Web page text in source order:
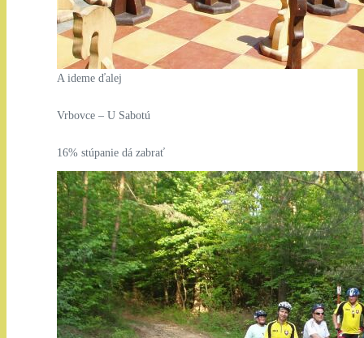
A ideme ďalej
Vrbovce – U Sabotú
16% stúpanie dá zabrať